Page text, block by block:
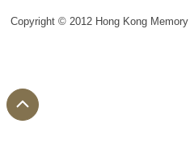
Copyright © 2012 Hong Kong